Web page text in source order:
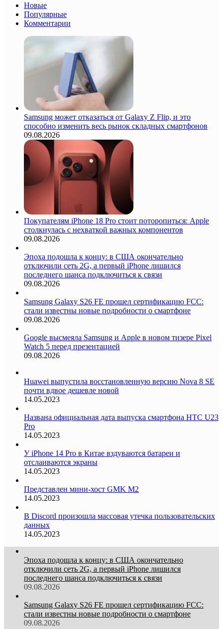
Новые
Популярные
Комментарии
Samsung может отказаться от Galaxy Z Flip, и это
способно изменить весь рынок складных смартфонов
09.08.2026
Покупателям iPhone 18 Pro стоит поторопиться: Apple
столкнулась с нехваткой важных компонентов
09.08.2026
Эпоха подошла к концу: в США окончательно
отключили сеть 2G, а первый iPhone лишился
последнего шанса подключиться к связи
09.08.2026
Samsung Galaxy S26 FE прошел сертификацию FCC:
стали известны новые подробности о смартфоне
09.08.2026
Google высмеяла Samsung и Apple в новом тизере Pixel
Watch 5 перед презентацией
09.08.2026
Huawei выпустила восстановленную версию Nova 8 SE
почти вдвое дешевле новой
14.05.2023
Названа официальная дата выпуска смартфона HTC U23
Pro
14.05.2023
У iPhone 14 Pro в Китае вздуваются батареи и
отслаиваются экраны
14.05.2023
Представлен мини-хост GMK M2
14.05.2023
В Discord произошла массовая утечка пользовательских
данных
14.05.2023
Эпоха подошла к концу: в США окончательно
отключили сеть 2G, а первый iPhone лишился
последнего шанса подключиться к связи
09.08.2026
Samsung Galaxy S26 FE прошел сертификацию FCC:
стали известны новые подробности о смартфоне
09.08.2026